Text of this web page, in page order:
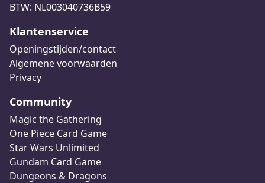
BTW: NL003040736B59
Klantenservice
Openingstijden/contact
Algemene voorwaarden
Privacy
Community
Magic the Gathering
One Piece Card Game
Star Wars Unlimited
Gundam Card Game
Dungeons & Dragons